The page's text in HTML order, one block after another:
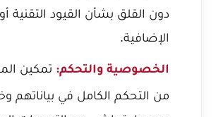
دون القلق بشأن القيود التقنية
الإضافية.
الخصوصية والتحكم: تمكين
من التحكم الكامل في بياناتهم